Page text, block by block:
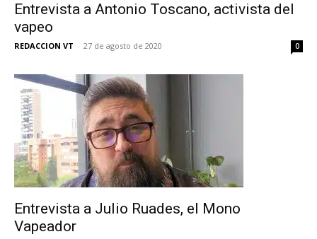
Entrevista a Antonio Toscano, activista del
vapeo
REDACCION VT - 27 de agosto de 2020 0
Entrevista a Julio Ruades, el Mono
Vapeador